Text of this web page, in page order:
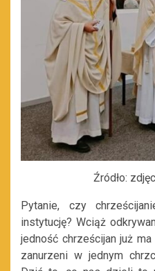
Źródło:
Pytanie, czy
instytucję? Wciąż
jedność chrześcijan już
zanurzeni w jednym